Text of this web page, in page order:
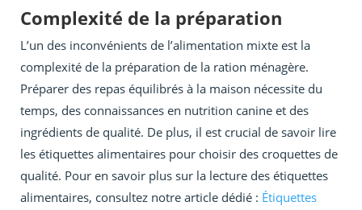
Complexité de la préparation
L’un des inconvénients de l’alimentation mixte est la
complexité de la préparation de la ration ménagère.
Préparer des repas équilibrés à la maison nécessite du
temps, des connaissances en nutrition canine et des
ingrédients de qualité. De plus, il est crucial de savoir lire
les étiquettes alimentaires pour choisir des croquettes de
qualité. Pour en savoir plus sur la lecture des étiquettes
alimentaires, consultez notre article dédié : Étiquettes